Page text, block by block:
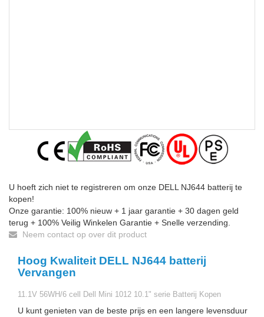
U hoeft zich niet te registreren om onze DELL NJ644 batterij te
kopen!
Onze garantie: 100% nieuw + 1 jaar garantie + 30 dagen geld
terug + 100% Veilig Winkelen Garantie + Snelle verzending.
Neem contact op over dit product
Hoog Kwaliteit DELL NJ644 batterij
Vervangen
11.1V 56WH/6 cell Dell Mini 1012 10.1" serie Batterij Kopen
U kunt genieten van de beste prijs en een langere levensduur